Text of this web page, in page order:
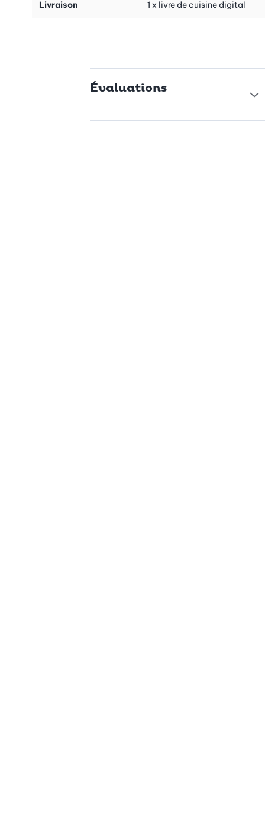
- GratinéLivraison 1 x livre de cuisine digital
Évaluations